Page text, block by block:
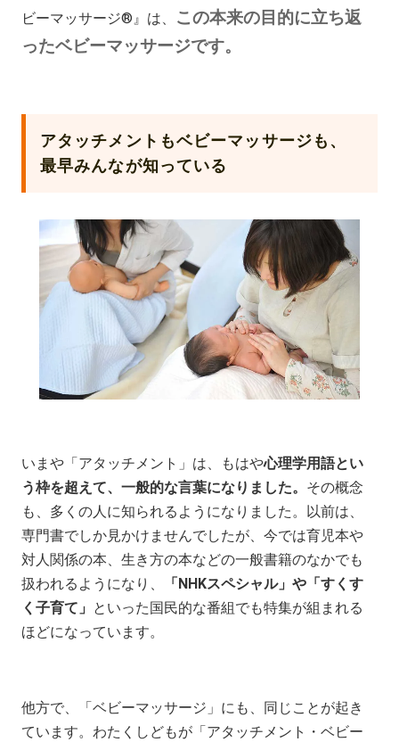
ビーマッサージ®』は、 この本来の目的に立ち返
ったベビーマッサージです。
アタッチメントもベビーマッサージも、
最早みんなが知っている
いまや「アタッチメント」は、もはや心理学用語とい
う枠を超えて、一般的な言葉になりました。 その概念
も、多くの人に知られるようになりました。以前は、
専門書でしか見かけませんでしたが、今では育児本や
対人関係の本、生き方の本などの一般書籍のなかでも
扱われるようになり、
「NHKスペシャル」や「すくす
く子育て」 といった国民的な番組でも特集が組まれる
ほどになっています。
他方で、「ベビーマッサージ」にも、同じことが起き
ています。わたくしどもが「アタッチメント・ベビー